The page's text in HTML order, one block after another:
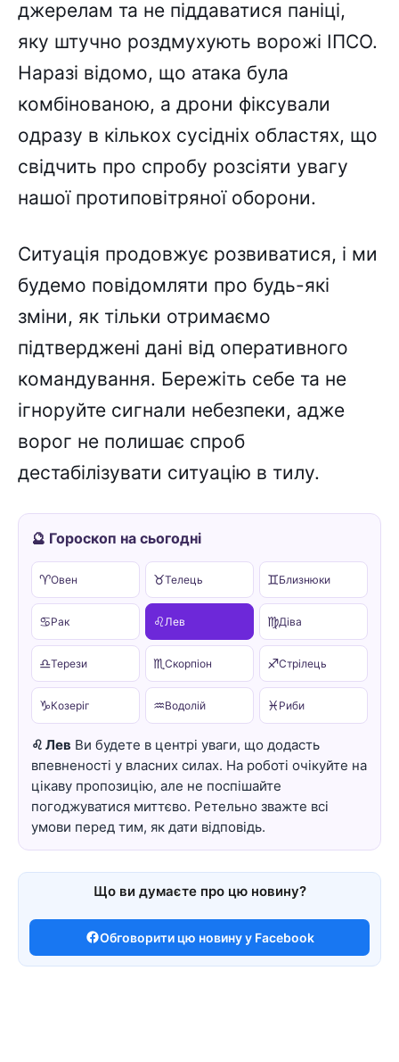
джерелам та не піддаватися паніці,
яку штучно роздмухують ворожі ІПСО.
Наразі відомо, що атака була
комбінованою, а дрони фіксували
одразу в кількох сусідніх областях, що
свідчить про спробу розсіяти увагу
нашої протиповітряної оборони.
Ситуація продовжує розвиватися, і ми
будемо повідомляти про будь-які
зміни, як тільки отримаємо
підтверджені дані від оперативного
командування. Бережіть себе та не
ігноруйте сигнали небезпеки, адже
ворог не полишає спроб
дестабілізувати ситуацію в тилу.
🔮 Гороскоп на сьогодні
♈Овен ♉Телець ♊Близнюки
♋Рак ♌ Лев ♍Діва
♎Терези ♏Скорпіон ♐Стрілець
♑Козеріг ♒Водолій ♓ Риби
♌ Лев Ви будете в центрі уваги, що додасть
впевненості у власних силах. На роботі очікуйте на
цікаву пропозицію, але не поспішайте
погоджуватися миттєво. Ретельно зважте всі
умови перед тим, як дати відповідь.
Що ви думаєте про цю новину?
Обговорити цю новину у Facebook